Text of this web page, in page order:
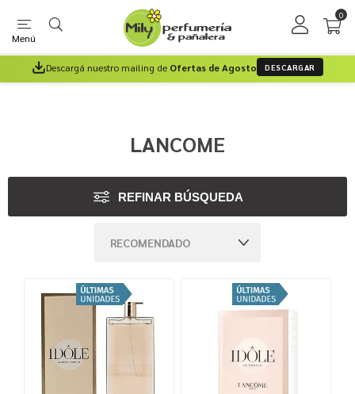
Menú
0
Descargá nuestro mailing de Ofertas de Agosto DESCARGAR
LANCOME
REFINAR BÚSQUEDA